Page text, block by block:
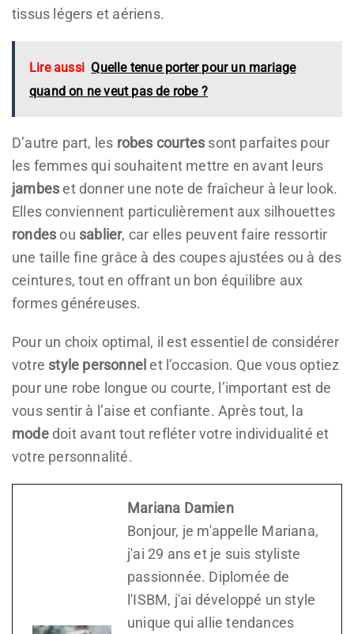
tissus légers et aériens.
Lire aussi Quelle tenue porter pour un mariage
quand on ne veut pas de robe ?
D’autre part, les robes courtes sont parfaites pour
les femmes qui souhaitent mettre en avant leurs
jambeset donner une note de fraîcheur à leur look.
Elles conviennent particulièrement aux silhouettes
rondesou sablier, car elles peuvent faire ressortir
une taille fine grâce à des coupes ajustées ou à des
ceintures, tout en offrant un bon équilibre aux
formes généreuses.
Pour un choix optimal, il est essentiel de considérer
votre style personnelet l’occasion. Que vous optiez
pour une robe longue ou courte, l’important est de
vous sentir à l’aise et confiante. Après tout, la
modedoit avant tout refléter votre individualité et
votre personnalité.
Mariana Damien
Bonjour, je m'appelle Mariana,
j'ai 29 ans et je suis styliste
passionnée. Diplomée de
l'ISBM, j'ai développé un style
unique qui allie tendances